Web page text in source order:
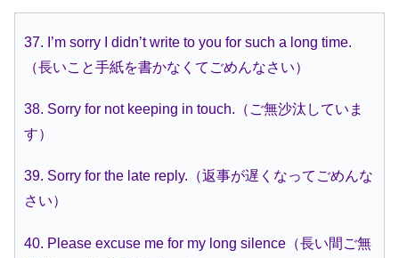
37. I’m sorry I didn’t write to you for such a long time.
（長いこと手紙を書かなくてごめんなさい）
38. Sorry for not keeping in touch.（ご無沙汰していま
す）
39. Sorry for the late reply.（返事が遅くなってごめんな
さい）
40. Please excuse me for my long silence（長い間ご無